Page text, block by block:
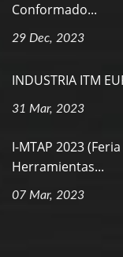
Conformado...
29 Dec, 2023
INDUSTRIA ITM
31 Mar, 2023
I-MTAP 2023
Herramientas...
07 Mar, 2023